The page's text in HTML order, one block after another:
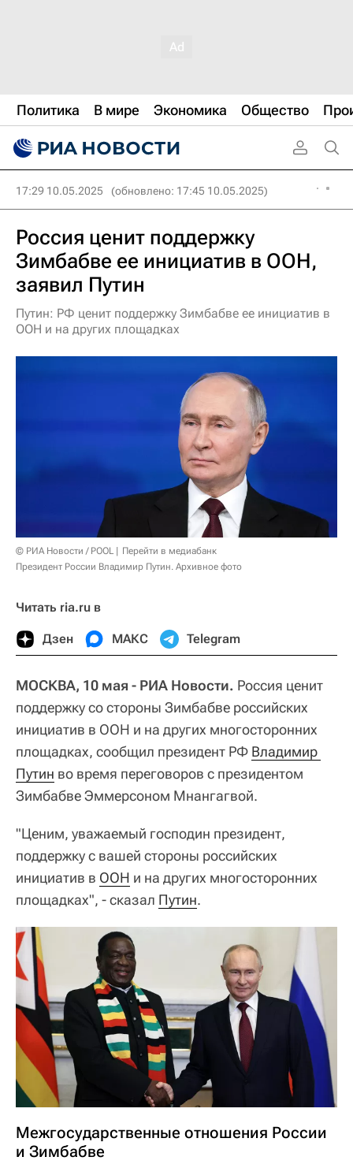
Политика В мире Экономика Общество
17:29 10.05.2025 (обновлено: 17:45 10.05.2025)
Россия ценит поддержку
Зимбабве ее инициатив в ООН,
заявил Путин
Путин: РФ ценит поддержку Зимбабве ее инициатив в
ООН и на других площадках
© РИА Новости / POOL
Перейти в медиабанк
Президент России Владимир Путин. Архивное фото
Читать ria.ru в
Дзен МАКС Telegram
МОСКВА, 10 мая - РИА Новости. Россия ценит
поддержку со стороны Зимбабве российских
инициатив в ООН и на других многосторонних
площадках, сообщил президент РФ Владимир
Путин во время переговоров с президентом
Зимбабве Эммерсоном Мнангагвой.
"Ценим, уважаемый господин президент,
поддержку с вашей стороны российских
инициатив в ООН и на других многосторонних
площадках", - сказал Путин.
Межгосударственные отношения России
и Зимбабве